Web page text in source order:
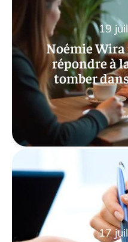
Noémie
répondre à
tomber
19
17